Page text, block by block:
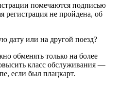
помечаются подписью
регистрация не пройдена, об
дату или на другой поезд?
обменять только на более
класс обслуживания —
если был плацкарт.